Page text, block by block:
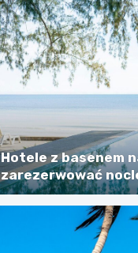
Hotele z basenem
zarezerwować